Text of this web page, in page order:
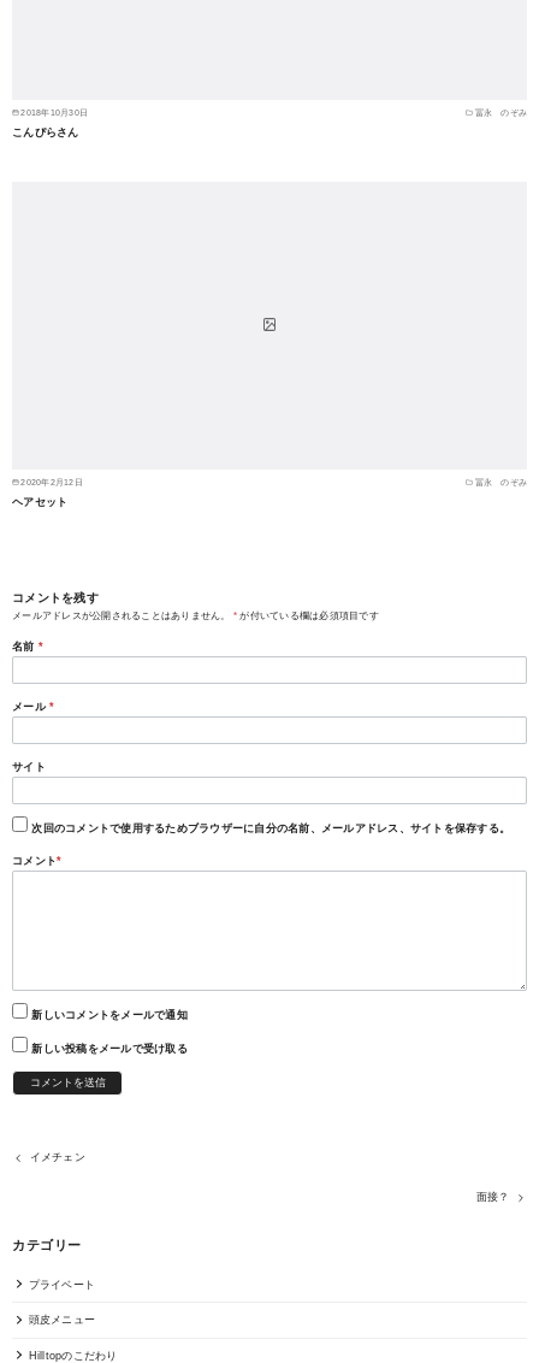
2018年10月30日 冨永 のぞみ
こんぴらさん
2020年2月12日 冨永 のぞみ
ヘアセット
コメントを残す
メールアドレスが公開されることはありません。 * が付いている欄は必須項目です
名前 *
メール *
サイト
次回のコメントで使用するためブラウザーに自分の名前、メールアドレス、サイトを保存する。
コメント*
新しいコメントをメールで通知
新しい投稿をメールで受け取る
イメチェン
面接？
カテゴリー
プライベート
頭皮メニュー
Hilltopのこだわり